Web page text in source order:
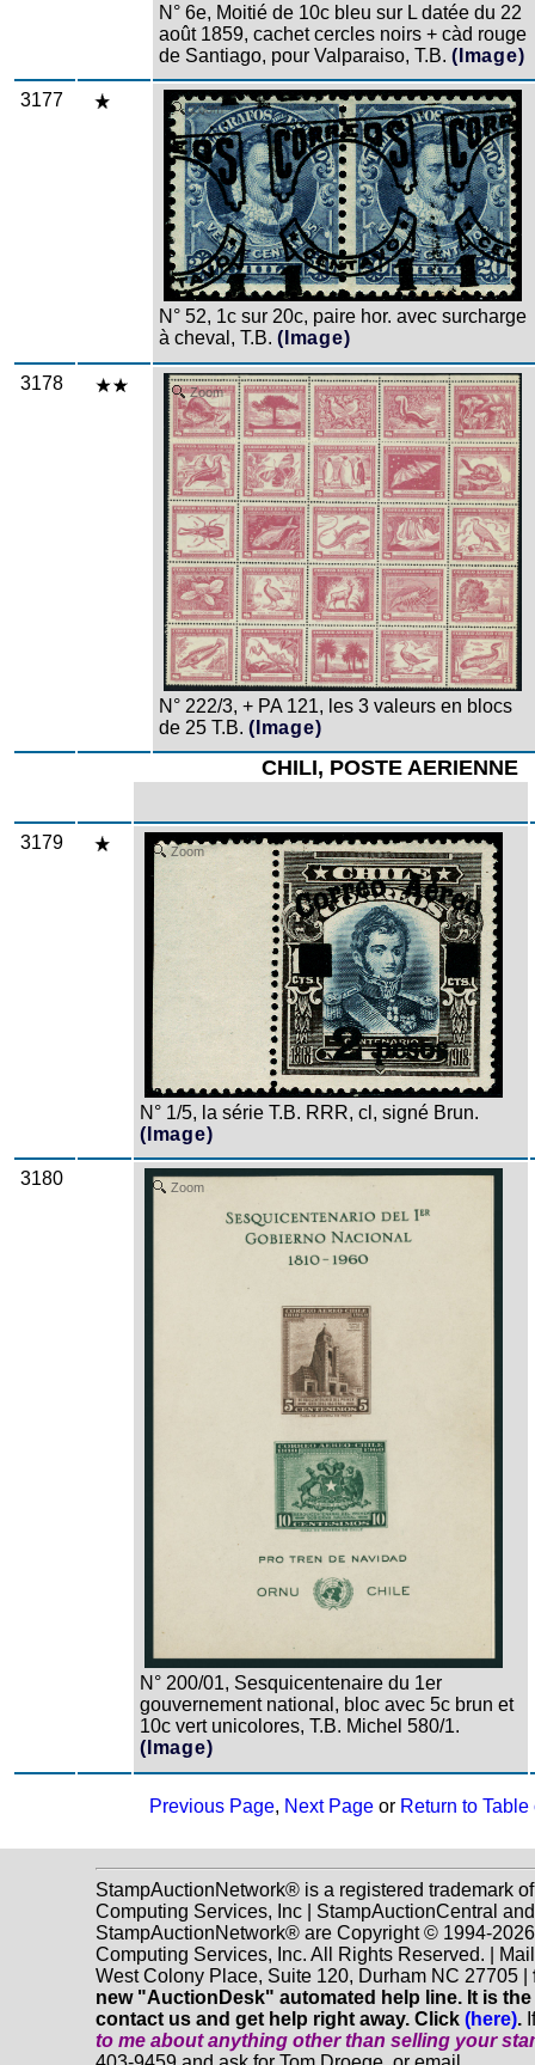
N° 6e, Moitié de 10c bleu sur L datée du 22
août 1859, cachet cercles noirs + càd rouge
de Santiago, pour Valparaiso, T.B. (Image)
3177 Zoom
N° 52, 1c sur 20c, paire hor. avec surcharge
à cheval, T.B. (Image)
3178 Zoom
N° 222/3, + PA 121, les 3 valeurs en blocs
de 25 T.B. (Image)
CHILI, POSTE AERIENNE
3179 Zoom
N° 1/5, la série T.B. RRR, cl, signé Brun.
(Image)
3180 Zoom
N° 200/01, Sesquicentenaire du 1er
gouvernement national, bloc avec 5c brun et
10c vert unicolores, T.B. Michel 580/1.
(Image)
Previous Page, Next Pageor Return to
StampAuctionNetwork® is a registered trademark
Computing Services, Inc | StampAuctionCentral and
StampAuctionNetwork® are Copyright © 1994-
Computing Services, Inc. All Rights Reserved. |
West Colony Place, Suite 120, Durham NC 27705 |
new "AuctionDesk" automated help line. It is
contact us and get help right away. Click (here).
to me about anything otherthan selling your